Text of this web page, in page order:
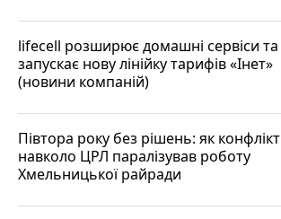
lifecell розширює домашні сервіси та
запускає нову лінійку тарифів «Інет»
(новини компаній)
Півтора року без рішень: як конфлікт
навколо ЦРЛ паралізував роботу
Хмельницької райради